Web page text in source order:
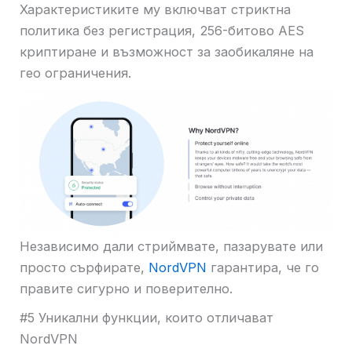
Характеристиките му включват стриктна
политика без регистрация, 256-битово AES
криптиране и възможност за заобикаляне на
гео ограничения.
Независимо дали стриймвате, пазарувате или
просто сърфирате, NordVPN гарантира, че го
правите сигурно и поверително.
#5 Уникални функции, които отличават
NordVPN